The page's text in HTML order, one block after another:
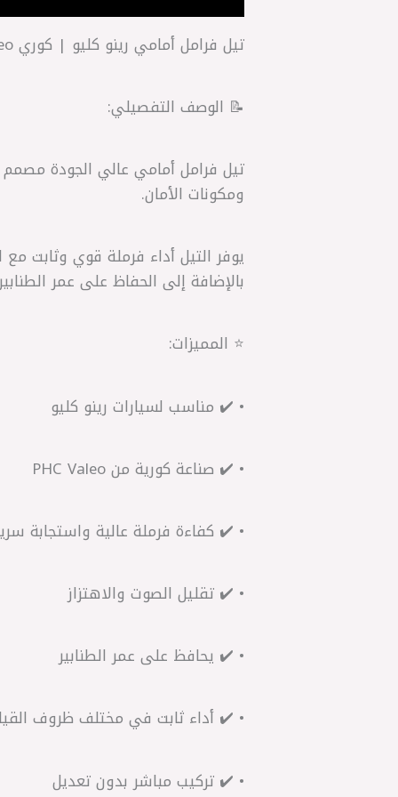
تيل فرامل أمامي رينو كليو | كوري PHC Valeo
📝 الوصف التفصيلي:
تيل فرامل أمامي عالي الجودة
ومكونات الأمان.
يوفر التيل أداء فرملة قوي وثابت
بالإضافة إلى الحفاظ على عمر
⭐ المميزات:
• ✔️ مناسب لسيارات رينو كليو
• ✔️ صناعة كورية من PHC Valeo
• ✔️ كفاءة فرملة عالية واستجابة
• ✔️ تقليل الصوت والاهتزاز
• ✔️ يحافظ على عمر الطنابير
• ✔️ أداء ثابت في مختلف ظروف
• ✔️ تركيب مباشر بدون تعديل